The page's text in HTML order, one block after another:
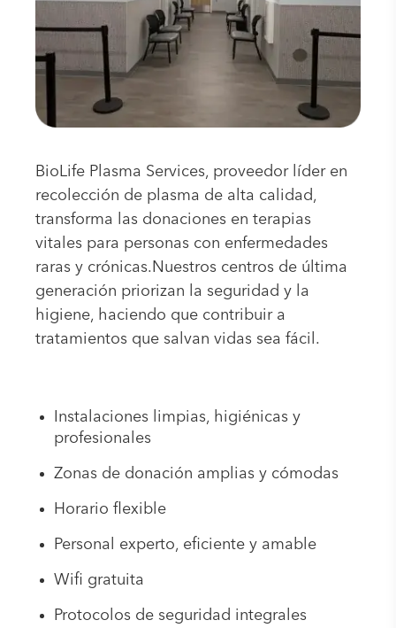
BioLife Plasma Services, proveedor líder en
recolección de plasma de alta calidad,
transforma las donaciones en terapias
vitales para personas con enfermedades
raras y crónicas.Nuestros centros de última
generación priorizan la seguridad y la
higiene, haciendo que contribuir a
tratamientos que salvan vidas sea fácil.
Instalaciones limpias, higiénicas y
profesionales
Zonas de donación amplias y cómodas
Horario flexible
Personal experto, eficiente y amable
Wifi gratuita
Protocolos de seguridad integrales